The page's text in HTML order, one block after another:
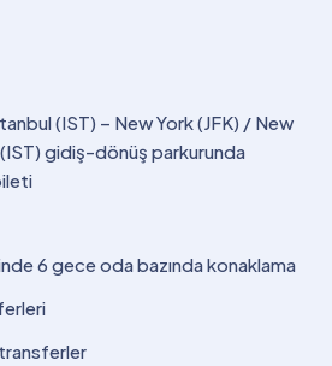
(IST) – New York (JFK) / New
gidiş-dönüş parkurunda
6 gece oda bazında konaklama